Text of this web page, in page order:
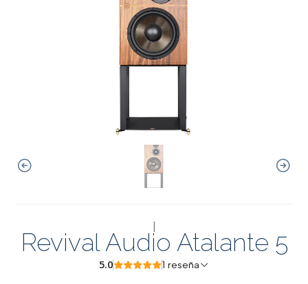
|
Revival Audio Atalante 5
5.0 1 reseña